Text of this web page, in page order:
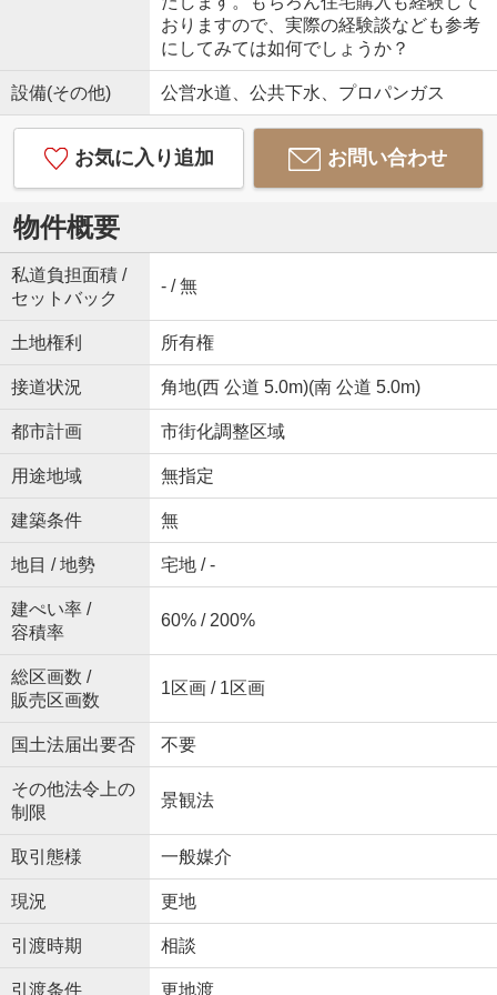
おりますので、実際の経験談なども参考
にしてみては如何でしょうか？
設備(その他) 公営水道、公共下水、プロパンガス
お気に入り追加 お問い合わせ
物件概要
私道負担面積 /
セットバック
- / 無
土地権利 所有権
接道状況 角地(西 公道 5.0m)(南 公道 5.0m)
都市計画 市街化調整区域
用途地域 無指定
建築条件 無
地目 / 地勢 宅地 / -
建ぺい率 /
容積率
60% / 200%
総区画数 /
販売区画数
1区画 / 1区画
国土法届出要否 不要
その他法令上の
制限
景観法
取引態様 一般媒介
現況 更地
引渡時期 相談
引渡条件 更地渡